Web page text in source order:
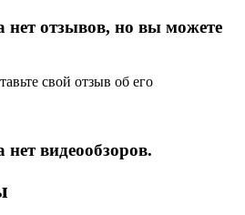
нет отзывов, но вы можете
свой отзыв об его
нет видеообзоров.